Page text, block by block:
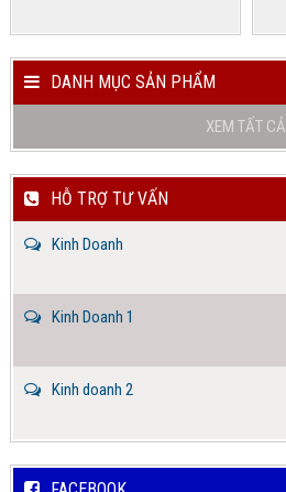
DANH MỤC SẢN PHẨM
XEM TẤT CẢ
HỖ TRỢ TƯ VẤN
Kinh Doanh
Kinh Doanh 1
Kinh doanh 2